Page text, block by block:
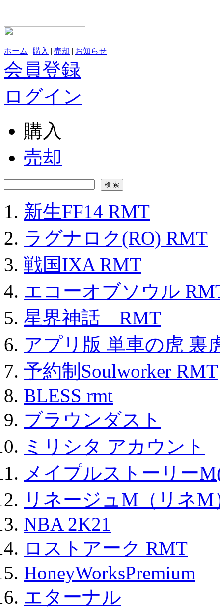
ホーム | 購入 | 売却 | お知らせ
会員登録
ログイン
購入
売却
新生FF14 RMT
ラグナロク(RO) RMT
戦国IXA RMT
エコーオブソウル
星界神話 RMT
アプリ版 単車の虎 裏
予約制Soulworker RMT
BLESS rmt
ブラウンダスト
ミリシタ アカウント
メイプルストーリー
リネージュM（リネM
NBA 2K21
ロストアーク RMT
HoneyWorksPremium
エターナル